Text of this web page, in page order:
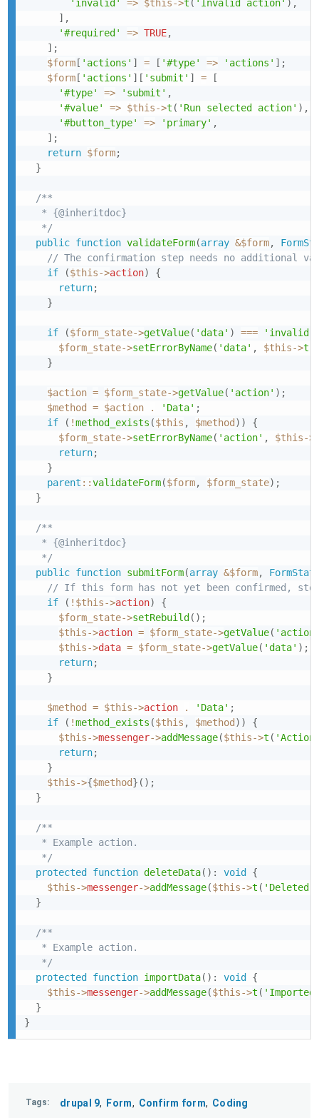
'invalid'
=> $this->t ( 'Invalid action' ) ,
] ,
'#required'
=> TRUE,
] ;
$form[ 'actions' ] = [ '#type' => 'actions' ] ;
$form[ 'actions' ] [ 'submit' ] =
[
'#type'
=> 'submit' ,
'#value'
=> $this->t ( 'Run selected action' ) ,
'#button_type'
=> 'primary' ,
] ;
return $form;
}
/**
   * {@inheritdoc}
   */
public function validateForm(array &$form,
// The confirmation step needs no additional
if
($this->action)
{
return;
}
if ($form_state->getValue( 'data' ) === 'invalid'
$form_state->setErrorByName( 'data' , $this->t
}
$action = $form_state->getValue( 'action' ) ;
$method = $action . 'Data' ;
if
( !method_exists ($this , $method) )
{
$form_state->setErrorByName( 'action' , $this->
return;
}
parent ::validateForm($form, $form_state) ;
}
/**
   * {@inheritdoc}
   */
public function submitForm(array &$form,
// If this form has not yet been confirmed,
if
( ! $this->action)
{
$form_state->setRebuild( ) ;
$this->action = $form_state->getValue(
$this->data = $form_state->getValue( 'data' ) ;
return;
}
$method = $this->action . 'Data' ;
if
( !method_exists ($this , $method) )
{
$this->messenger->addMessage($this->t ( 'Action
return;
}
$this->{$method} ( ) ;
}
/**
   * Example action.
   */
protected function deleteData( ) : void {
$this->messenger->addMessage($this->t ( 'Deleted
}
/**
   * Example action.
   */
protected function importData( ) : void {
$this->messenger->addMessage($this->t (
}
}
Tags drupal 9 Form Confirm form Coding